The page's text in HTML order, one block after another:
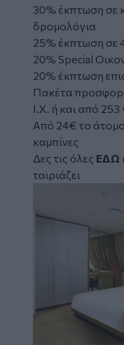
30% έκπτωση σε
δρομολόγια
25% έκπτωση σε
20% Special
20% έκπτωση
Πακέτα
Ι.Χ. ή και από 253
Από 24€ το
καμπίνες
Δες τις όλες ΕΔΩ
ταιριάζει